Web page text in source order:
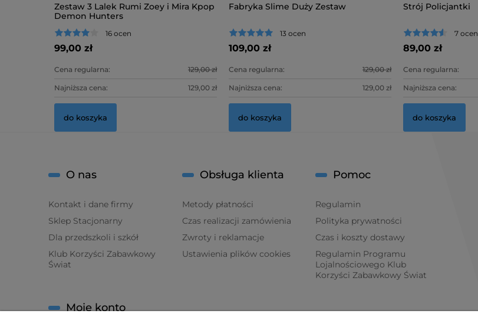
Zestaw 3 Lalek Rumi Zoey i Mira Kpop
Demon Hunters
16 ocen
99,00 zł
Cena regularna: 129,00 zł
Najniższa cena: 129,00 zł
do koszyka
Fabryka Slime Duży Zestaw
13 ocen
109,00 zł
Cena regularna: 129,00 zł
Najniższa cena: 129,00 zł
do koszyka
Strój Policjantki
7 ocen
89,00 zł
Cena regularna:
Najniższa cena:
do koszyka
O nas
Kontakt i dane firmy
Sklep Stacjonarny
Dla przedszkoli i szkół
Klub Korzyści Zabawkowy
Świat
Obsługa klienta
Metody płatności
Czas realizacji zamówienia
Zwroty i reklamacje
Ustawienia plików cookies
Pomoc
Regulamin
Polityka prywatności
Czas i koszty dostawy
Regulamin Programu
Lojalnościowego Klub
Korzyści Zabawkowy Świat
Moje konto